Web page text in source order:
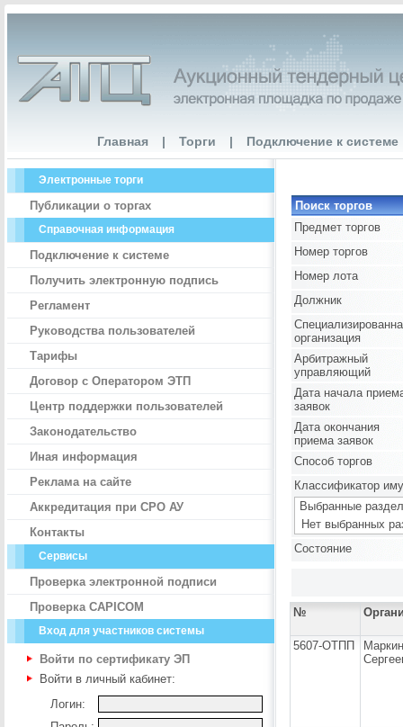
Главная | Торги | Подключение к системе
Электронные торги
Публикации о торгах
Справочная информация
Подключение к системе
Получить электронную подпись
Регламент
Руководства пользователей
Тарифы
Договор с Оператором ЭТП
Центр поддержки пользователей
Законодательство
Иная информация
Реклама на сайте
Аккредитация при СРО АУ
Контакты
Сервисы
Проверка электронной подписи
Проверка CAPICOM
Вход для участников системы
Войти по сертификату ЭП
Войти в личный кабинет:
Логин:
Поиск торгов
Предмет торгов
Номер торгов
Номер лота
Должник
организация
Арбитражный
управляющий
Дата начала
заявок
Дата окончания
приема заявок
Способ торгов
Классификатор
Выбранные
Нет выбранных
Состояние
№
5607-ОТПП